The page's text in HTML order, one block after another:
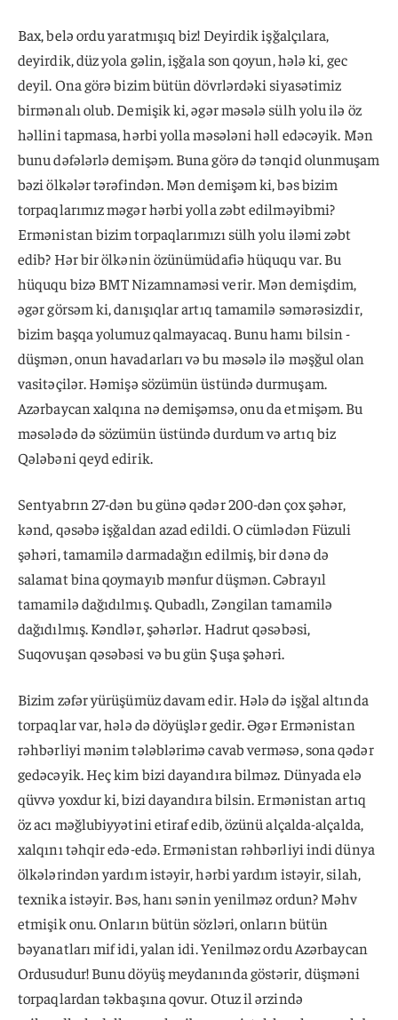
Bax, belə ordu yaratmışıq biz! Deyirdik işğalçılara,
deyirdik, düz yola gəlin, işğala son qoyun, hələ ki, gec
deyil. Ona görə bizim bütün dövrlərdəki siyasətimiz
birmənalı olub. Demişik ki, əgər məsələ sülh yolu ilə öz
həllini tapmasa, hərbi yolla məsələni həll edəcəyik. Mən
bunu dəfələrlə demişəm. Buna görə də tənqid olunmuşam
bəzi ölkələr tərəfindən. Mən demişəm ki, bəs bizim
torpaqlarımız məgər hərbi yolla zəbt edilməyibmi?
Ermənistan bizim torpaqlarımızı sülh yolu iləmi zəbt
edib? Hər bir ölkənin özünümüdafiə hüququ var. Bu
hüququ bizə BMT Nizamnaməsi verir. Mən demişdim,
əgər görsəm ki, danışıqlar artıq tamamilə səmərəsizdir,
bizim başqa yolumuz qalmayacaq. Bunu hamı bilsin -
düşmən, onun havadarları və bu məsələ ilə məşğul olan
vasitəçilər. Həmişə sözümün üstündə durmuşam.
Azərbaycan xalqına nə demişəmsə, onu da etmişəm. Bu
məsələdə də sözümün üstündə durdum və artıq biz
Qələbəni qeyd edirik.
Sentyabrın 27-dən bu günə qədər 200-dən çox şəhər,
kənd, qəsəbə işğaldan azad edildi. O cümlədən Füzuli
şəhəri, tamamilə darmadağın edilmiş, bir dənə də
salamat bina qoymayıb mənfur düşmən. Cəbrayıl
tamamilə dağıdılmış. Qubadlı, Zəngilan tamamilə
dağıdılmış. Kəndlər, şəhərlər. Hadrut qəsəbəsi,
Suqovuşan qəsəbəsi və bu gün Şuşa şəhəri.
Bizim zəfər yürüşümüz davam edir. Hələ də işğal altında
torpaqlar var, hələ də döyüşlər gedir. Əgər Ermənistan
rəhbərliyi mənim tələblərimə cavab verməsə, sona qədər
gedəcəyik. Heç kim bizi dayandıra bilməz. Dünyada elə
qüvvə yoxdur ki, bizi dayandıra bilsin. Ermənistan artıq
öz acı məğlubiyyətini etiraf edib, özünü alçalda-alçalda,
xalqını təhqir edə-edə. Ermənistan rəhbərliyi indi dünya
ölkələrindən yardım istəyir, hərbi yardım istəyir, silah,
texnika istəyir. Bəs, hanı sənin yenilməz ordun? Məhv
etmişik onu. Onların bütün sözləri, onların bütün
bəyanatları mif idi, yalan idi. Yenilməz ordu Azərbaycan
Ordusudur! Bunu döyüş meydanında göstərir, düşməni
torpaqlardan təkbaşına qovur. Otuz il ərzində